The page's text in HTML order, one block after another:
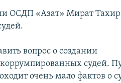
ОСДП «Азат» Мират
вопрос о создании
судей.
очень мало фактов о